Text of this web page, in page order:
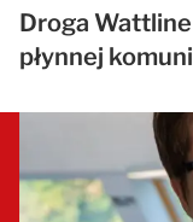
Droga
płynnej